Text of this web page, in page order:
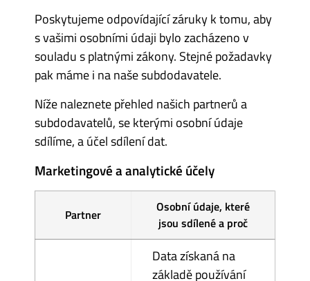
Poskytujeme odpovídající záruky k tomu, aby
s vašimi osobními údaji bylo zacházeno v
souladu s platnými zákony. Stejné požadavky
pak máme i na naše subdodavatele.
Níže naleznete přehled našich partnerů a
subdodavatelů, se kterými osobní údaje
sdílíme, a účel sdílení dat.
Marketingové a analytické účely
Partner
Osobní údaje, které
jsou sdílené a proč
Data získaná na
základě používání